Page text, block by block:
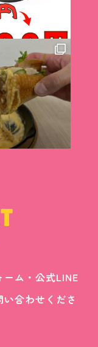
T
ム・公式LINE
合わせくださ